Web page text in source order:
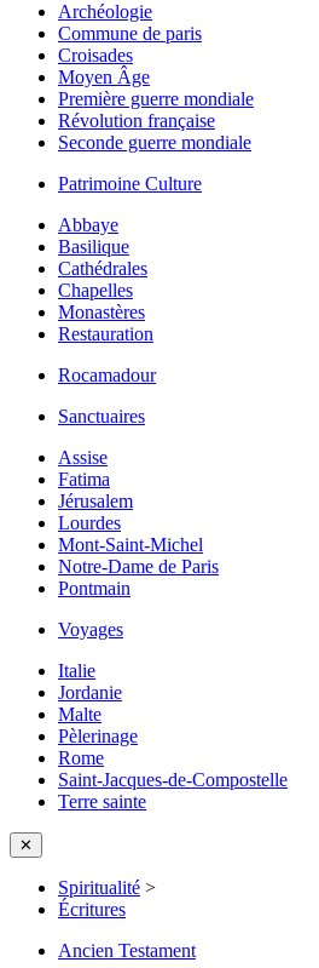
Archéologie
Commune de paris
Croisades
Moyen Âge
Première guerre mondiale
Révolution française
Seconde guerre mondiale
Patrimoine Culture
Abbaye
Basilique
Cathédrales
Chapelles
Monastères
Restauration
Rocamadour
Sanctuaires
Assise
Fatima
Jérusalem
Lourdes
Mont-Saint-Michel
Notre-Dame de Paris
Pontmain
Voyages
Italie
Jordanie
Malte
Pèlerinage
Rome
Saint-Jacques-de-Compostelle
Terre sainte
✕
Spiritualité >
Écritures
Ancien Testament